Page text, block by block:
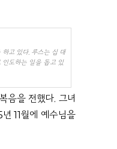
고 있다. 루스는 십 대
도하는 일을 돕고 있
음을 전했다. 그녀
11월에 예수님을